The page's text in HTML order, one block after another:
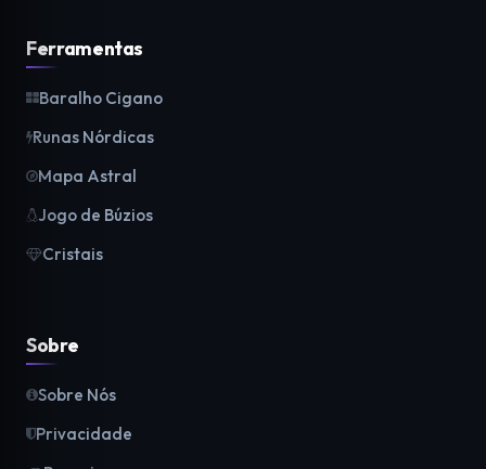
Ferramentas
Baralho Cigano
Runas Nórdicas
Mapa Astral
Jogo de Búzios
Cristais
Sobre
Sobre Nós
Privacidade